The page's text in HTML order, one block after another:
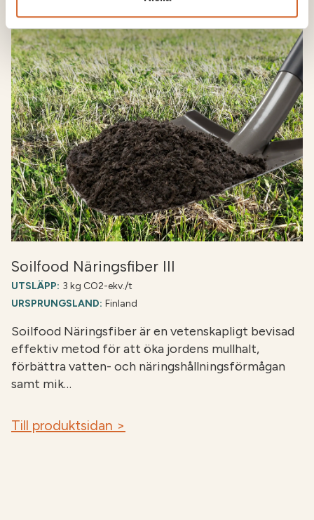
Soilfood Näringsfiber III
UTSLÄPP: 3 kg CO2-ekv./t
URSPRUNGSLAND: Finland
Soilfood Näringsfiber är en vetenskapligt bevisad
effektiv metod för att öka jordens mullhalt,
förbättra vatten- och näringshållningsförmågan
samt mik…
Till produktsidan >